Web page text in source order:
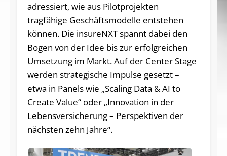
adressiert, wie aus Pilotprojekten
tragfähige Geschäftsmodelle entstehen
können. Die insureNXT spannt dabei den
Bogen von der Idee bis zur erfolgreichen
Umsetzung im Markt. Auf der Center Stage
werden strategische Impulse gesetzt –
etwa in Panels wie „Scaling Data & AI to
Create Value“ oder „Innovation in der
Lebensversicherung – Perspektiven der
nächsten zehn Jahre“.